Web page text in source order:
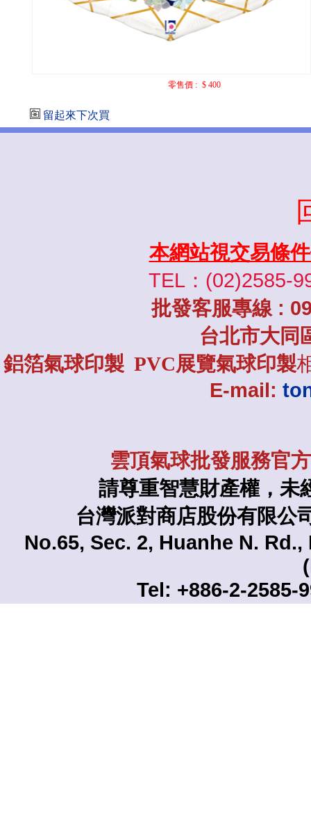
零售價 : $ 400
留起來下次買
本網站視交易條
TEL：(02)2585-
批發客服專線 :
台北市大同
鋁箔氣球印製 PVC展覽氣球印製
E-mail:
雲頂氣球批發服務官
請尊重智慧財產權，未
台灣派對商店股份有限公
No.65, Sec. 2, Huanhe N.
Tel: +886-2-2585-